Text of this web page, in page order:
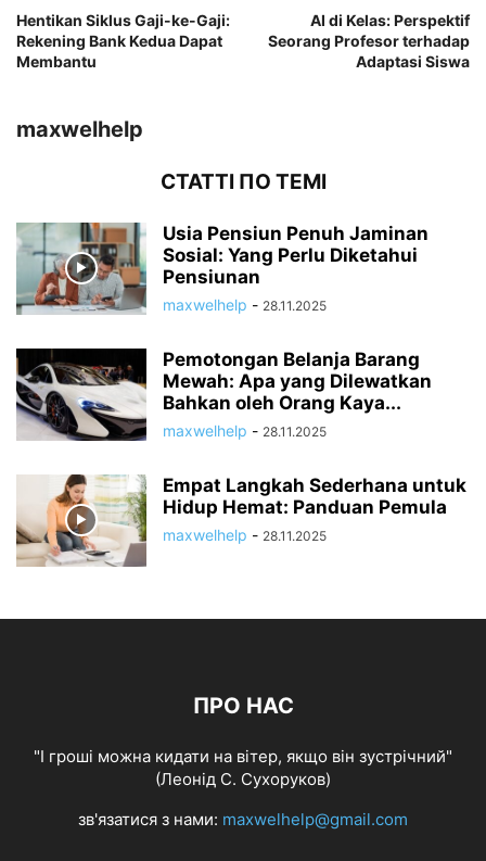
Hentikan Siklus Gaji-ke-Gaji:
Rekening Bank Kedua Dapat
Membantu
AI di Kelas: Perspektif
Seorang Profesor terhadap
Adaptasi Siswa
maxwelhelp
СТАТТІ ПО ТЕМІ
Usia Pensiun Penuh Jaminan
Sosial: Yang Perlu Diketahui
Pensiunan
maxwelhelp - 28.11.2025
Pemotongan Belanja Barang
Mewah: Apa yang Dilewatkan
Bahkan oleh Orang Kaya...
maxwelhelp - 28.11.2025
Empat Langkah Sederhana untuk
Hidup Hemat: Panduan Pemula
maxwelhelp - 28.11.2025
ПРО НАС
"І гроші можна кидати на вітер, якщо він зустрічний"
(Леонід С. Сухоруков)
зв'язатися з нами: maxwelhelp@gmail.com